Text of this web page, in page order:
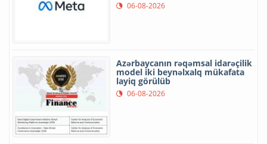
06-08-2026
Azərbaycanın rəqəmsal idarəçilik
model iki beynəlxalq mükafata
layiq görülüb
06-08-2026